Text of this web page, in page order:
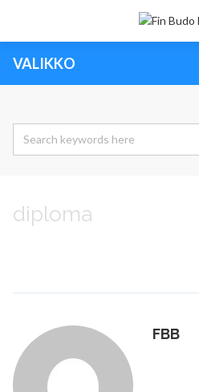
VALIKKO
diploma
FBB